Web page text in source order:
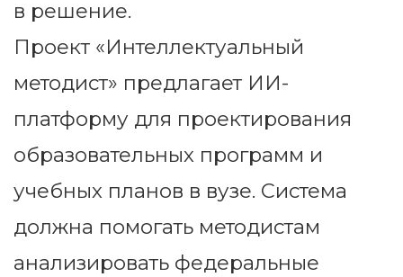
в решение.
Проект «Интеллектуальный
методист» предлагает ИИ-
платформу для проектирования
образовательных программ и
учебных планов в вузе. Система
должна помогать методистам
анализировать федеральные